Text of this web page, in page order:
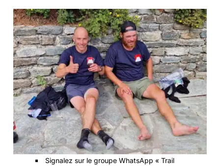
Signalez sur le groupe WhatsApp « Trail